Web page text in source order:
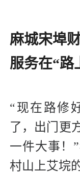
麻城宋埠
服务在“路
“现在路修
了，出门更
一件大事！
村山上艾垸